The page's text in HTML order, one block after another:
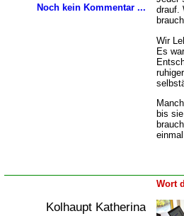
Noch kein Kommentar ...
drauf.
Wir
Es
bis
Wort
Kolhaupt Katherina